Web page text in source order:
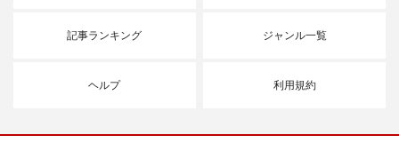
記事ランキング ジャンル一覧
ヘルプ 利用規約